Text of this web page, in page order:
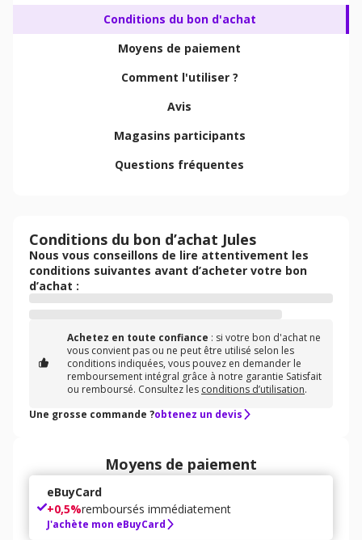
Conditions du bon d'achat
Moyens de paiement
Comment l'utiliser ?
Avis
Magasins participants
Questions fréquentes
Conditions du bon d’achat Jules
Nous vous conseillons de lire attentivement les
conditions suivantes avant d’acheter votre bon
d’achat :
Achetez en toute confiance : si votre bon d'achat ne
vous convient pas ou ne peut être utilisé selon les
conditions indiquées, vous pouvez en demander le
remboursement intégral grâce à notre garantie Satisfait
ou remboursé. Consultez les conditions d’utilisation.
Une grosse commande ?obtenez un devis
Moyens de paiement
eBuyCard
+0,5%remboursés immédiatement
J'achète mon eBuyCard